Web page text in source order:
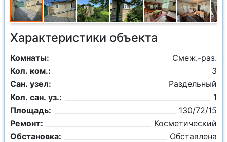
Характеристики объекта
Комнаты:
Смеж.-раз.
Кол. ком.:
3
Сан. узел:
Раздельный
Кол. сан. уз.:
1
Площадь:
130/72/15
Ремонт:
Косметический
Обстановка:
Обставлена